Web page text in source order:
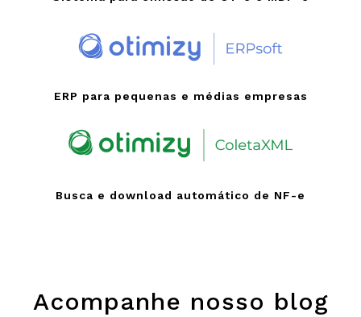
ERP para pequenas e médias empresas
Busca e download automático de NF-e
Acompanhe nosso blog